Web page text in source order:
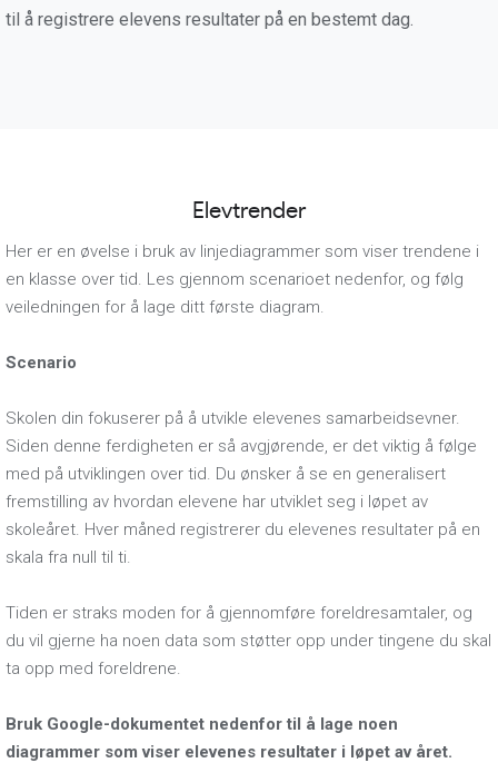
til å registrere elevens resultater på en bestemt dag.
Elevtrender
Her er en øvelse i bruk av linjediagrammer som viser trendene i
en klasse over tid. Les gjennom scenarioet nedenfor, og følg
veiledningen for å lage ditt første diagram.
Scenario
Skolen din fokuserer på å utvikle elevenes samarbeidsevner.
Siden denne ferdigheten er så avgjørende, er det viktig å følge
med på utviklingen over tid. Du ønsker å se en generalisert
fremstilling av hvordan elevene har utviklet seg i løpet av
skoleåret. Hver måned registrerer du elevenes resultater på en
skala fra null til ti.
Tiden er straks moden for å gjennomføre foreldresamtaler, og
du vil gjerne ha noen data som støtter opp under tingene du skal
ta opp med foreldrene.
Bruk Google-dokumentet nedenfor til å lage noen
diagrammer som viser elevenes resultater i løpet av året.